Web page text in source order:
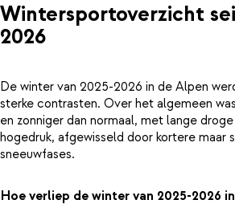
Wintersportoverzicht
2026
De winter van 2025-2026 in de Alpen
sterke contrasten. Over het algemeen
en zonniger dan normaal, met lange
hogedruk, afgewisseld door kortere maar
sneeuwfases.
Hoe verliep de winter van 2025-2026